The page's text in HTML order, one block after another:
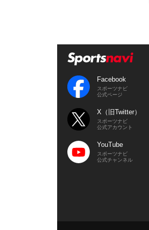
Facebook
スポーツナビ
公式ページ
X（旧Twitter）
スポーツナビ
公式アカウント
YouTube
スポーツナビ
公式チャンネル